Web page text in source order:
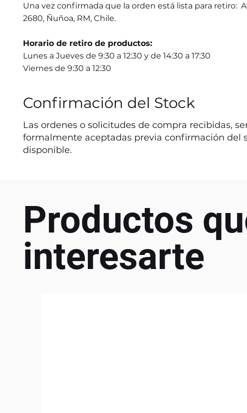
Una vez confirmada que la orden está lista para retiro:
2680, Ñuñoa, RM, Chile.
Horario de retiro de productos:
Lunes a Jueves de 9:30 a 12:30 y de 14:30 a 17:30
Viernes de 9:30 a 12:30
Confirmación del Stock
Las ordenes o solicitudes de compra recibidas,
formalmente aceptadas previa confirmación del
disponible.
Productos
interesarte